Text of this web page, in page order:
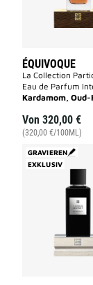
ÉQUIVOQUE
La Collection
Eau de Parfum
Kardamom, Oud-
Von 320,00 €
(320,00 €/100ML)
GRAVIEREN
EXKLUSIV